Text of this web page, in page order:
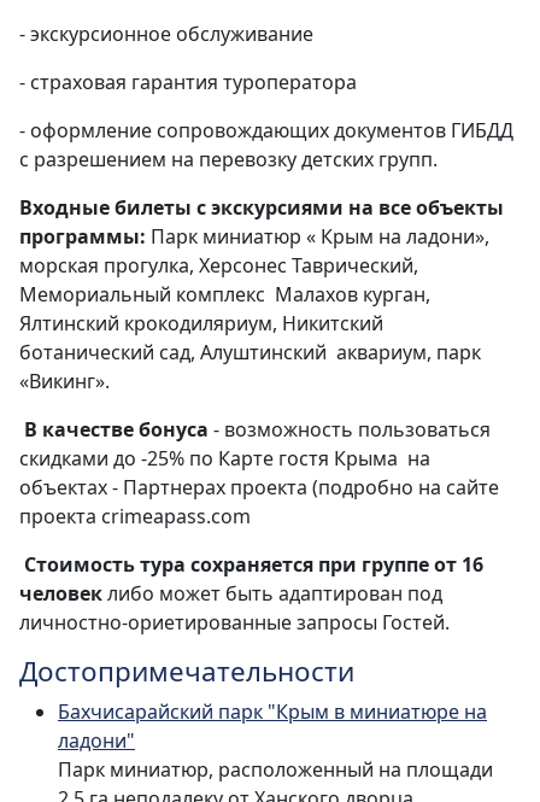
- экскурсионное обслуживание
- страховая гарантия туроператора
- оформление сопровождающих документов ГИБДД
с разрешением на перевозку детских групп.
Входные билеты с экскурсиями на все объекты
программы: Парк миниатюр « Крым на ладони»,
морская прогулка, Херсонес Таврический,
Мемориальный комплекс Малахов курган,
Ялтинский крокодиляриум, Никитский
ботанический сад, Алуштинский аквариум, парк
«Викинг».
В качестве бонуса - возможность пользоваться
скидками до -25% по Карте гостя Крыма на
объектах - Партнерах проекта (подробно на сайте
проекта crimeapass.com
Стоимость тура сохраняется при группе от 16
человеклибо может быть адаптирован под
личностно-ориетированные запросы Гостей.
Достопримечательности
Бахчисарайский парк "Крым в миниатюре на
ладони"
Парк миниатюр, расположенный на площади